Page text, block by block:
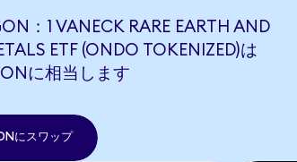
：1 VANECK RARE EARTH AND
ETF (ONDO TOKENIZED)は
に相当します
にスワップ